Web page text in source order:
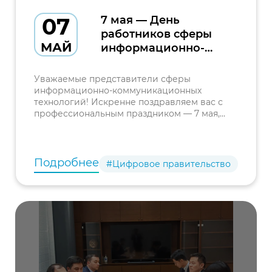
07
МАЙ
7 мая — День
работников сферы
информационно-
технологий
Республики
Узбекистан
Уважаемые представители сферы
информационно-коммуникационных
технологий! Искренне поздравляем вас с
профессиональным праздником — 7 мая,
Подробнее #Цифровое правительство